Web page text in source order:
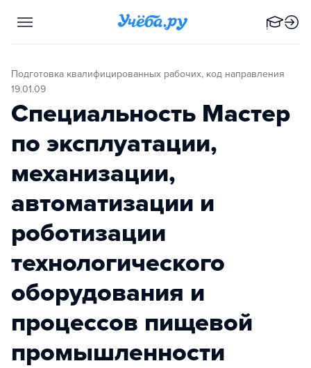
Подготовка квалифицированных рабочих, код направления
19.01.09
Специальность Мастер
по эксплуатации,
механизации,
автоматизации и
роботизации
технологического
оборудования и
процессов пищевой
промышленности